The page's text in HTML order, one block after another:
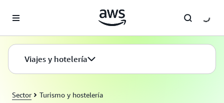
Viajes y hotelería
Sector Turismo y hostelería